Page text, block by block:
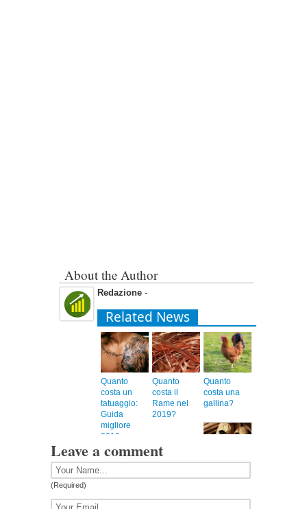
About the Author
Redazione -
Related News
Quanto
costa un
tatuaggio:
Guida
migliore
2019
Quanto
costa il
Rame nel
2019?
Quanto
costa una
gallina?
costa una
Leave a comment
(Required)